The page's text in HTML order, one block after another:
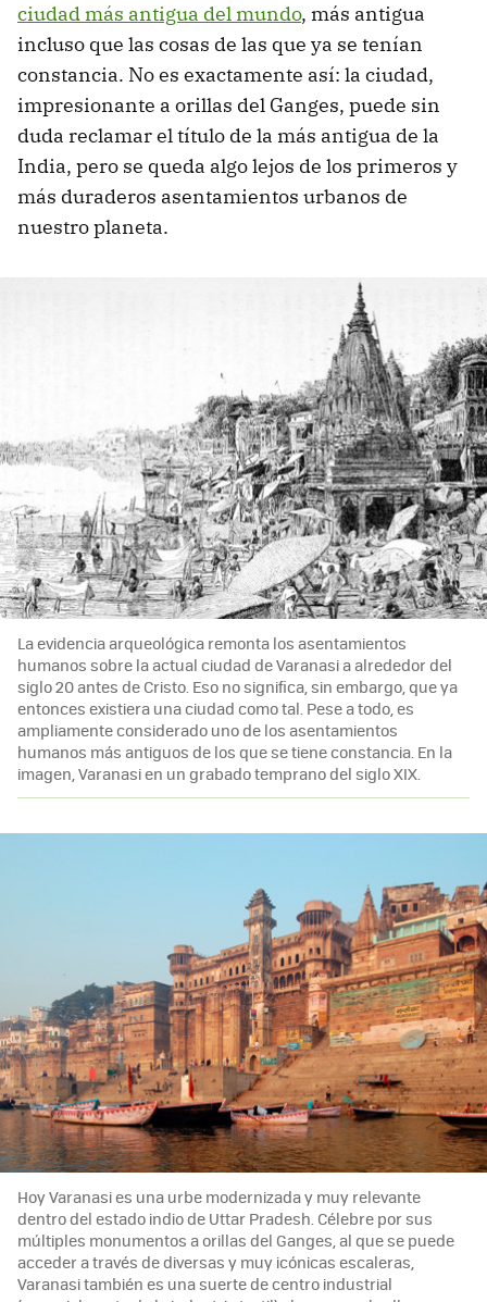
ciudad más antigua del mundo, más antigua
incluso que las cosas de las que ya se tenían
constancia. No es exactamente así: la ciudad,
impresionante a orillas del Ganges, puede sin
duda reclamar el título de la más antigua de la
India, pero se queda algo lejos de los primeros y
más duraderos asentamientos urbanos de
nuestro planeta.
La evidencia arqueológica remonta los asentamientos
humanos sobre la actual ciudad de Varanasi a alrededor del
siglo 20 antes de Cristo. Eso no significa, sin embargo, que ya
entonces existiera una ciudad como tal. Pese a todo, es
ampliamente considerado uno de los asentamientos
humanos más antiguos de los que se tiene constancia. En la
imagen, Varanasi en un grabado temprano del siglo XIX.
Hoy Varanasi es una urbe modernizada y muy relevante
dentro del estado indio de Uttar Pradesh. Célebre por sus
múltiples monumentos a orillas del Ganges, al que se puede
acceder a través de diversas y muy icónicas escaleras,
Varanasi también es una suerte de centro industrial